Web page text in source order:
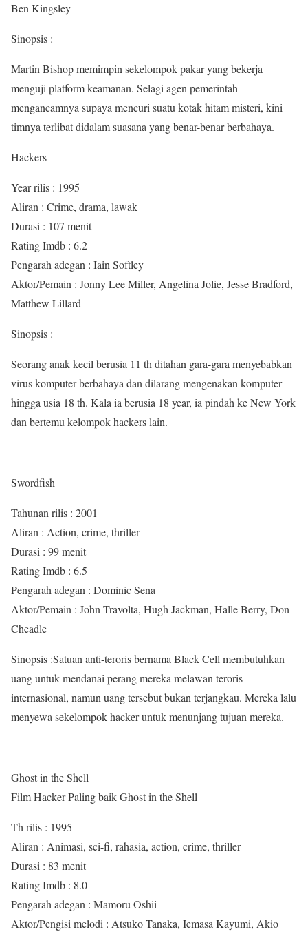
Ben Kingsley
Sinopsis :
Martin Bishop memimpin sekelompok pakar yang bekerja
menguji platform keamanan. Selagi agen pemerintah
mengancamnya supaya mencuri suatu kotak hitam misteri, kini
timnya terlibat didalam suasana yang benar-benar berbahaya.
Hackers
Year rilis : 1995
Aliran : Crime, drama, lawak
Durasi : 107 menit
Rating Imdb : 6.2
Pengarah adegan : Iain Softley
Aktor/Pemain : Jonny Lee Miller, Angelina Jolie, Jesse Bradford,
Matthew Lillard
Sinopsis :
Seorang anak kecil berusia 11 th ditahan gara-gara menyebabkan
virus komputer berbahaya dan dilarang mengenakan komputer
hingga usia 18 th. Kala ia berusia 18 year, ia pindah ke New York
dan bertemu kelompok hackers lain.
Swordfish
Tahunan rilis : 2001
Aliran : Action, crime, thriller
Durasi : 99 menit
Rating Imdb : 6.5
Pengarah adegan : Dominic Sena
Aktor/Pemain : John Travolta, Hugh Jackman, Halle Berry, Don
Cheadle
Sinopsis :Satuan anti-teroris bernama Black Cell membutuhkan
uang untuk mendanai perang mereka melawan teroris
internasional, namun uang tersebut bukan terjangkau. Mereka lalu
menyewa sekelompok hacker untuk menunjang tujuan mereka.
Ghost in the Shell
Film Hacker Paling baik Ghost in the Shell
Th rilis : 1995
Aliran : Animasi, sci-fi, rahasia, action, crime, thriller
Durasi : 83 menit
Rating Imdb : 8.0
Pengarah adegan : Mamoru Oshii
Aktor/Pengisi melodi : Atsuko Tanaka, Iemasa Kayumi, Akio